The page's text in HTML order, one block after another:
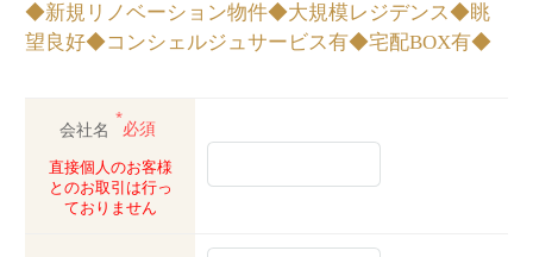
◆新規リノベーション物件◆大規模レジデンス◆眺
望良好◆コンシェルジュサービス有◆宅配BOX有◆
会社名
*
必須
直接個人のお客様
とのお取引は行っ
ておりません